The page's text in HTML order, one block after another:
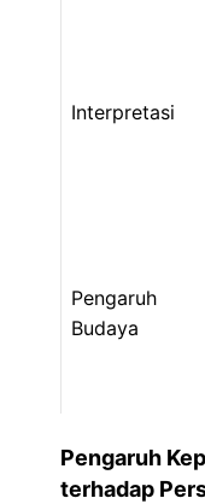
Interpretasi
Pengaruh
Budaya
Pengaruh
terhadap